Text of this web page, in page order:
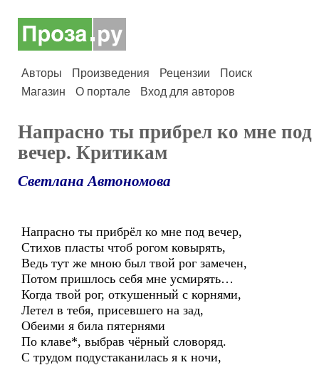
Авторы Произведения Рецензии
Поиск
Магазин
О портале Вход для авторов
Напрасно ты прибрел ко мне под
вечер. Критикам
Светлана Автономова
Напрасно ты прибрёл ко мне под вечер,
Стихов пласты чтоб рогом ковырять,
Ведь тут же мною был твой рог замечен,
Потом пришлось себя мне усмирять…
Когда твой рог, откушенный с корнями,
Летел в тебя, присевшего на зад,
Обеими я била пятернями
По клаве*, выбрав чёрный словоряд.
С трудом подустаканилась я к ночи,